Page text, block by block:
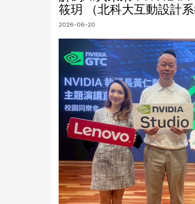
筱玥 （北科大互動設計系
2026-06-20